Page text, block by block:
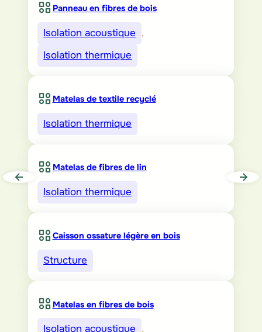
Panneau en fibres de bois
Isolation acoustique ,
Isolation thermique
Matelas de textile recyclé
Isolation thermique
Matelas de fibres de lin
Isolation thermique
Caisson ossature légère en bois
Structure
Matelas en fibres de bois
Isolation acoustique ,